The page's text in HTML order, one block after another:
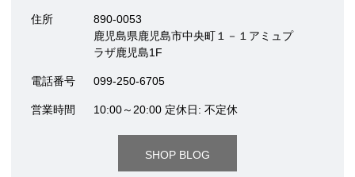
住所
890-0053
鹿児島県鹿児島市中央町１－１アミュプ
ラザ鹿児島1F
電話番号 099-250-6705
営業時間 10:00～20:00 定休日: 不定休
SHOP BLOG